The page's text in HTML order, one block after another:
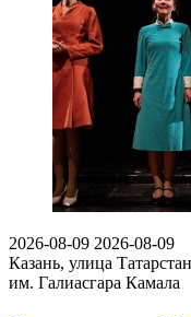
2026-08-09 2026-08-09
Казань, улица
им. Галиасгара Камала